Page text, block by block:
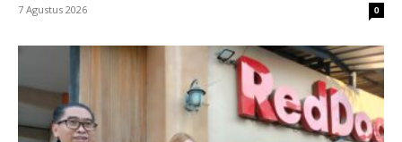
7 Agustus 2026 0